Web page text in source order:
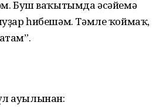
Буш ваҡытымда әсәйемә
һибешәм. Тәмле ҡоймаҡ,
ауылынан: